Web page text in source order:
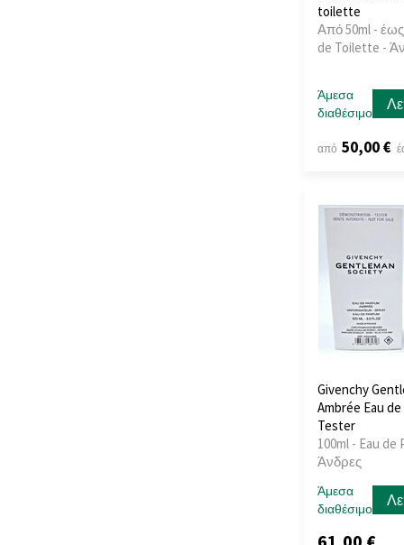
toilette
Από 50ml - έως
de Toilette -
Άμεσα
διαθέσιμο
από 50,00 €
Givenchy
Ambrée Eau
Tester
100ml - Eau de
Άνδρες
Άμεσα
διαθέσιμο